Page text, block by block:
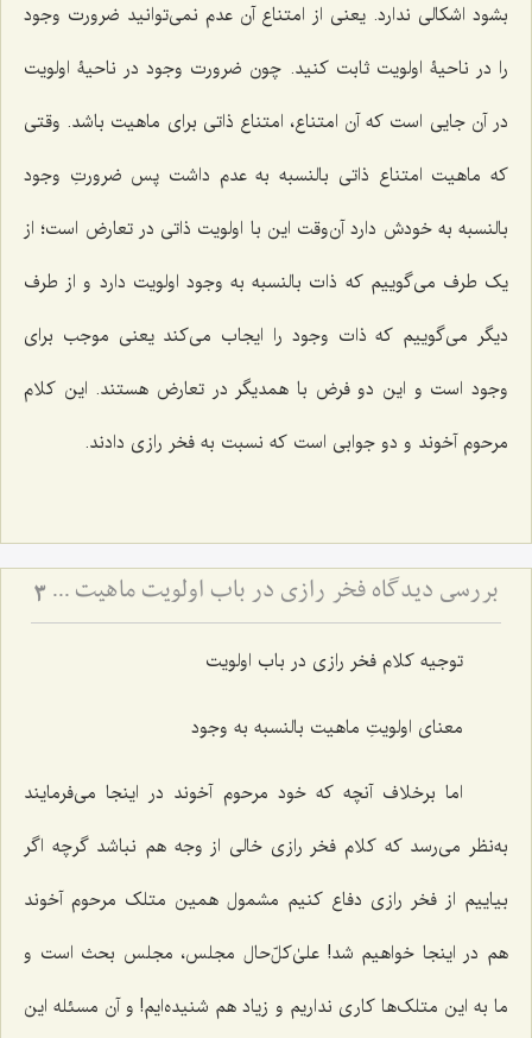
بشود اشکالی ندارد. یعنی از امتناع آن عدم نمی‌توانید ضرورت وجود
را در ناحیۀ اولویت ثابت کنید. چون ضرورت وجود در ناحیۀ اولویت
در آن جایی است که آن امتناع، امتناع ذاتی برای ماهیت باشد. وقتی
که ماهیت امتناع ذاتی بالنسبه به عدم داشت پس ضرورتِ وجود
بالنسبه به خودش دارد آن‌وقت این با اولویت ذاتی در تعارض است؛ از
یک طرف می‌گوییم که ذات بالنسبه به وجود اولویت دارد و از طرف
دیگر می‌گوییم که ذات وجود را ایجاب می‌کند یعنی موجب برای
وجود است و این دو فرض با همدیگر در تعارض هستند. این کلام
مرحوم آخوند و دو جوابی است که نسبت به فخر رازی دادند.
بررسی دیدگاه فخر رازی در باب اولویت ماهیت - تحلیل نسبت میان اولویت وجود و امتناع عدم در فلسفه 3
توجیه کلام فخر رازی در باب اولویت
معنای اولویتِ ماهیت بالنسبه به وجود
اما برخلاف آنچه که خود مرحوم آخوند در اینجا می‌فرمایند
به‌نظر می‌رسد که کلام فخر رازی خالی از وجه هم نباشد گرچه اگر
بیاییم از فخر رازی دفاع کنیم مشمول همین متلک مرحوم آخوند
هم در اینجا خواهیم شد! علیٰ‌کلّ‌حال مجلس، مجلس بحث است و
ما به این متلک‌ها کاری نداریم و زیاد هم شنیده‌ایم! و آن مسئله این